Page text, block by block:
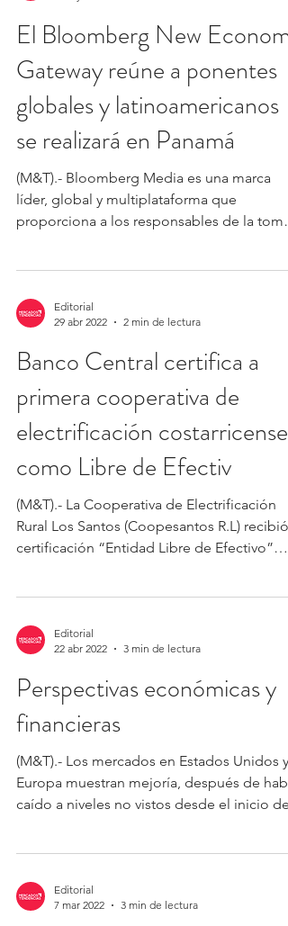
El Bloomberg New Economy
Gateway reúne a ponentes
globales y latinoamericanos
se realizará en Panamá
(M&T).- Bloomberg Media es una marca
líder, global y multiplataforma que
proporciona a los responsables de la toma
Editorial
29 abr 2022
2 min de lectura
Banco Central certifica a
primera cooperativa de
electrificación costarricense
como Libre de Efectiv
(M&T).- La Cooperativa de Electrificación
Rural Los Santos (Coopesantos R.L) recibió
certificación “Entidad Libre de Efectivo”
Editorial
22 abr 2022
3 min de lectura
Perspectivas económicas y
financieras
(M&T).- Los mercados en Estados Unidos y
Europa muestran mejoría, después de
caído a niveles no vistos desde el inicio de
Editorial
7 mar 2022
3 min de lectura